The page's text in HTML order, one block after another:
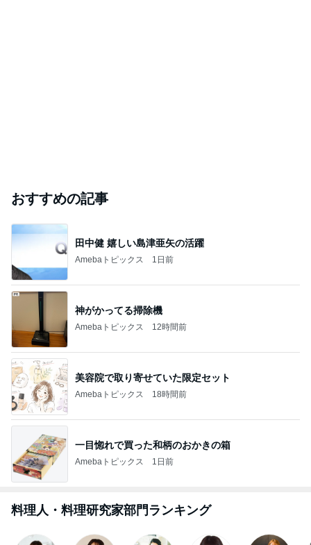
おすすめの記事
田中健 嬉しい島津亜矢の活躍
Amebaトピックス 1日前
神がかってる掃除機
Amebaトピックス 12時間前
美容院で取り寄せていた限定セット
Amebaトピックス 18時間前
一目惚れで買った和柄のおかきの箱
Amebaトピックス 1日前
料理人・料理研究家部門ランキング